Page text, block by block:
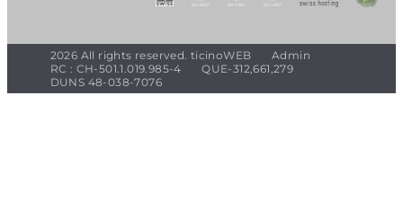
2026 All rights reserved. ticinoWEB
Admin
RC : CH-501.1.019.985-4
QUE-312,661,279
DUNS 48-038-7076